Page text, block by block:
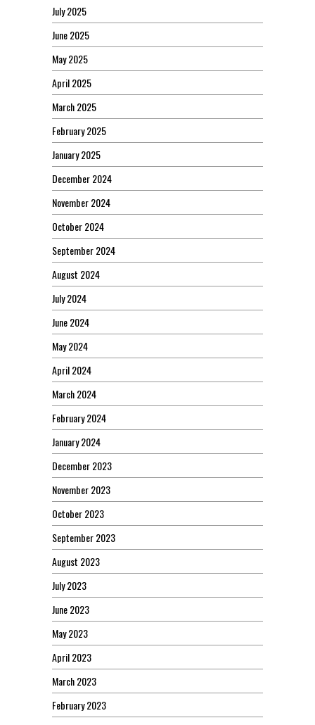
July 2025
June 2025
May 2025
April 2025
March 2025
February 2025
January 2025
December 2024
November 2024
October 2024
September 2024
August 2024
July 2024
June 2024
May 2024
April 2024
March 2024
February 2024
January 2024
December 2023
November 2023
October 2023
September 2023
August 2023
July 2023
June 2023
May 2023
April 2023
March 2023
February 2023